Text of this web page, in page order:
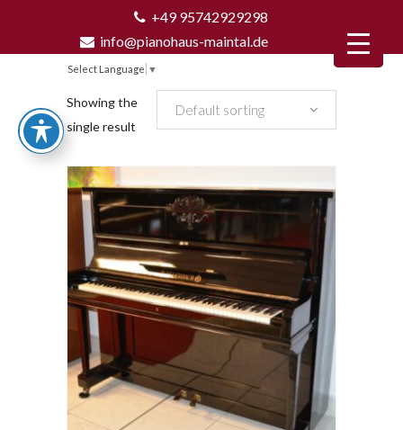
+49 95742929298
info@pianohaus-maintal.de
Select Language ▼
Showing the
single result
Default sorting